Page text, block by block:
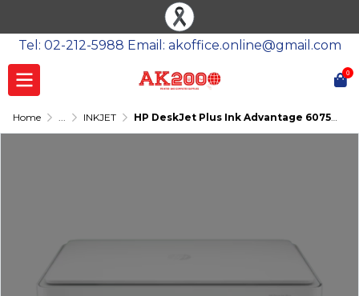
Tel: 02-212-5988 Email: akoffice.online@gmail.com
0
Home ... INKJET HP DeskJet Plus Ink Advantage 6075 All-in-One